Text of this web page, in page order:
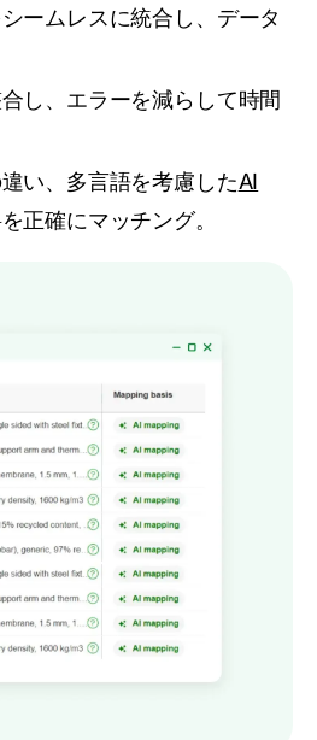
ームレスに統合し、データ
し、エラーを減らして時間
い、多言語を考慮したAI
正確にマッチング。